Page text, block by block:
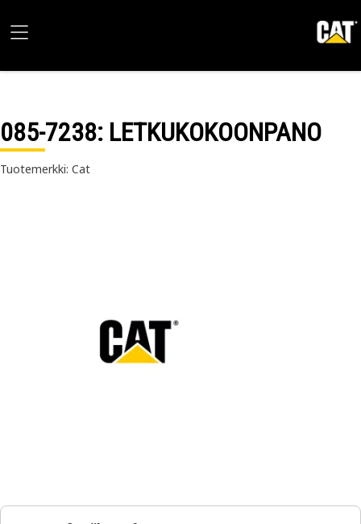
085-7238: LETKUKOKOONPANO
Tuotemerkki: Cat